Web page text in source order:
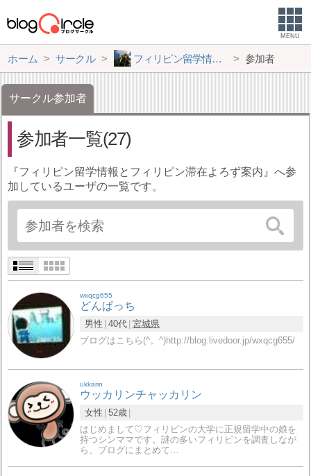
MENU
ホーム サークル フィリピン留学情報とフィリピン滞在よろず案内 参加者
サークル参加者
参加者一覧(27)
『フィリピン留学情報とフィリピン滞在よろず案内』へ参
加しているユーザの一覧です。
wxqcg655
どんぱっち
男性 40代 宮城県
ブログはこちら(^。^)http://blog.livedoor.jp/wxqcg655/
ukkarin
ウッカリンチャッカリン
女性 52歳
はじめまして♡フィリピンの大学に正規留学中の娘を
持つシンママです。謎の多いフィリピンを調査しなが
ら、ブログにまとめて…